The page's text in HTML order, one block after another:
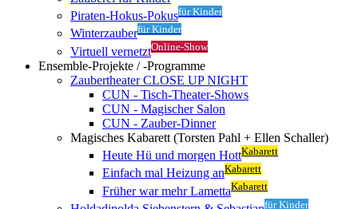
Piraten-Hokus-Pokusfür Kinder
Winterzauberfür Kinder
Virtuell vernetztOnline-Show
Ensemble-Projekte / -Programme
Zaubertheater CLOSE UP NIGHT
CUN - Tisch-Theater-Shows
CUN - Magischer Salon
CUN - Zauber-Dinner
Magisches Kabarett (Torsten Pahl + Ellen Schaller)
Heute Hü und morgen HottKabarett
Einfach mal Heizung anKabarett
Früher war mehr LamettaKabarett
für Kinder